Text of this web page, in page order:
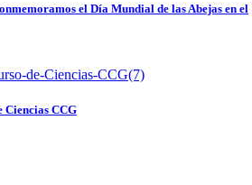
el Día Mundial de las Abejas en el
Ciencias CCG